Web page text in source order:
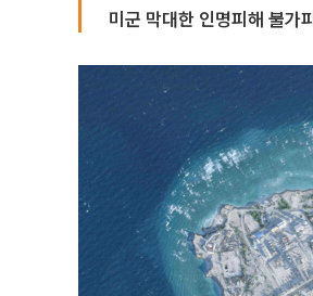
미군 막대한 인명피해 불가피